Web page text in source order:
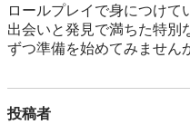
ロールプレイで身につけて
出会いと発見で満ちた特別
ずつ準備を始めてみません
投稿者